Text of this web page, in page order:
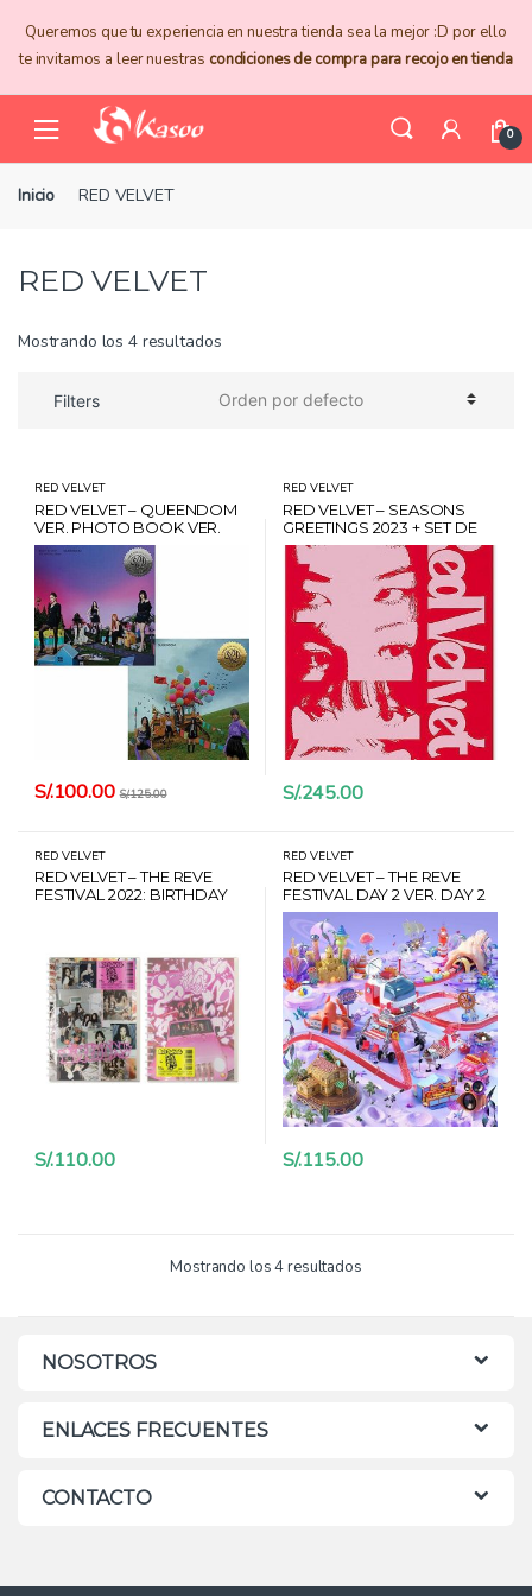
navigation
content
Queremos que tu experiencia en nuestra tienda sea la mejor :D por ello
te invitamos a leer nuestras condiciones de compra para recojo en tienda
0
Inicio RED VELVET
RED VELVET
Mostrando los 4 resultados
Filters
RED VELVET
RED VELVET – QUEENDOM
VER. PHOTO BOOK VER.
QUEENS VER.SILVER +
CARD HANTEO
S/.100.00 S/.125.00
RED VELVET
RED VELVET – SEASONS
GREETINGS 2023 + SET DE
PHOTOCARDS + CARD
HANTEO
S/.245.00
RED VELVET
RED VELVET – THE REVE
FESTIVAL 2022: BIRTHDAY
S/.110.00
RED VELVET
RED VELVET – THE REVE
FESTIVAL DAY 2 VER. DAY 2
S/.115.00
Mostrando los 4 resultados
NOSOTROS
ENLACES FRECUENTES
CONTACTO